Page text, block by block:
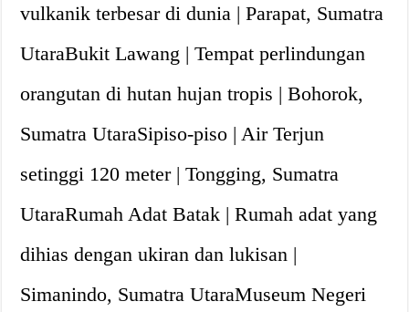
vulkanik terbesar di dunia | Parapat, Sumatra
UtaraBukit Lawang | Tempat perlindungan
orangutan di hutan hujan tropis | Bohorok,
Sumatra UtaraSipiso-piso | Air Terjun
setinggi 120 meter | Tongging, Sumatra
UtaraRumah Adat Batak | Rumah adat yang
dihias dengan ukiran dan lukisan |
Simanindo, Sumatra UtaraMuseum Negeri